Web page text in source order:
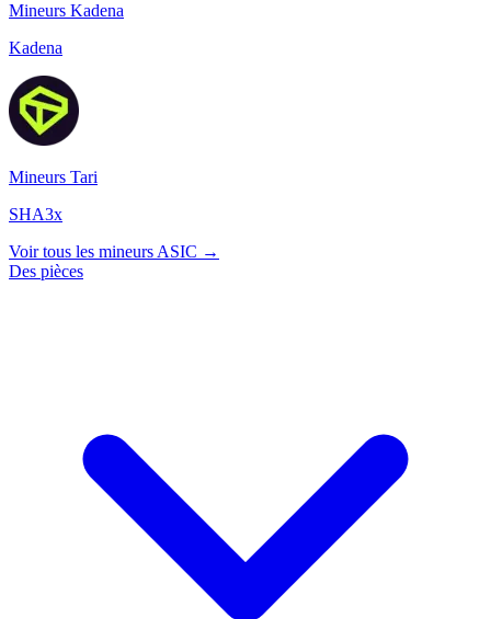
Mineurs Kadena
Kadena
Mineurs Tari
SHA3x
Voir tous les mineurs ASIC →
Des pièces